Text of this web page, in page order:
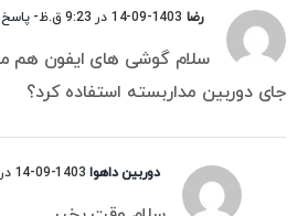
رضا - پاسخ
سلام گوشی های ایفون هم
جای دوربین مداربسته استفاده کرد؟
دوربین داهوا1403-09-14 در 1:17 ب.ظ